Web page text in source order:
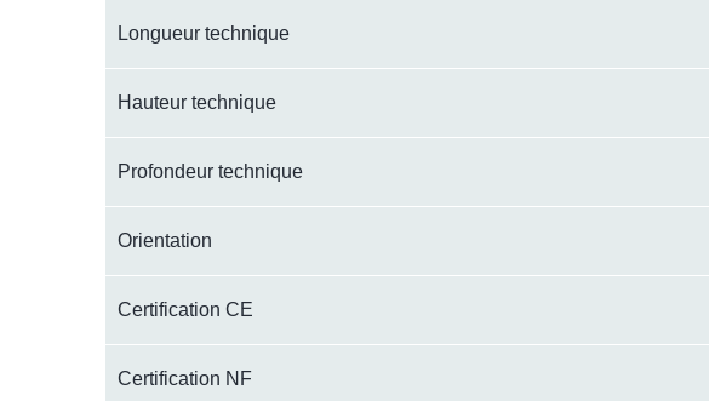
Longueur technique
Hauteur technique
Profondeur technique
Orientation
Certification CE
Certification NF